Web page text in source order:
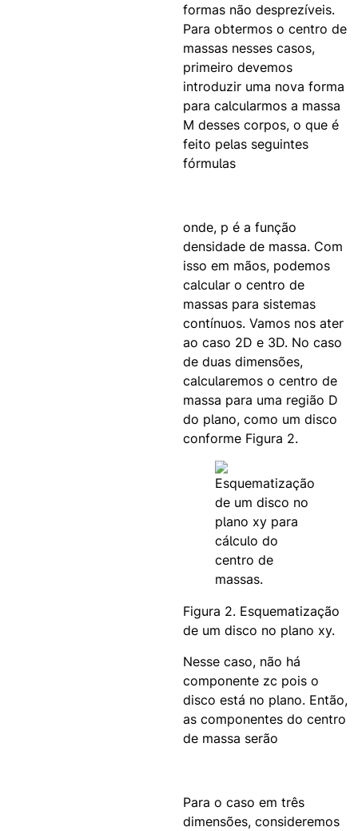
formas não desprezíveis.
Para obtermos o centro de
massas nesses casos,
primeiro devemos
introduzir uma nova forma
para calcularmos a massa
M desses corpos, o que é
feito pelas seguintes
fórmulas
onde, p é a função
densidade de massa. Com
isso em mãos, podemos
calcular o centro de
massas para sistemas
contínuos. Vamos nos ater
ao caso 2D e 3D. No caso
de duas dimensões,
calcularemos o centro de
massa para uma região D
do plano, como um disco
conforme Figura 2.
Figura 2. Esquematização
de um disco no plano xy.
Nesse caso, não há
componente zc pois o
disco está no plano. Então,
as componentes do centro
de massa serão
Para o caso em três
dimensões, consideremos